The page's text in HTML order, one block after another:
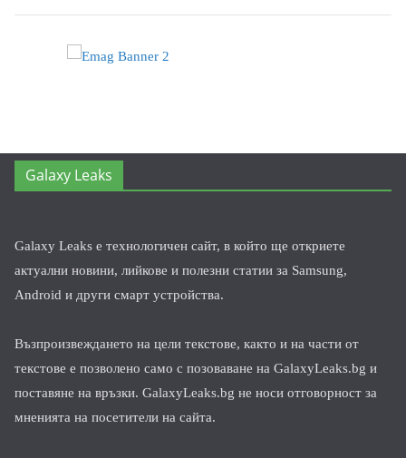
Galaxy Leaks
Galaxy Leaks е технологичен сайт, в който ще откриете
актуални новини, лийкове и полезни статии за Samsung,
Android и други смарт устройства.
Възпроизвеждането на цели текстове, както и на части от
текстове е позволено само с позоваване на GalaxyLeaks.bg и
поставяне на връзки. GalaxyLeaks.bg не носи отговорност за
мненията на посетители на сайта.